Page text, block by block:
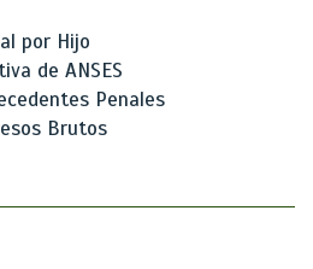
por Hijo
de ANSES
Penales
Brutos